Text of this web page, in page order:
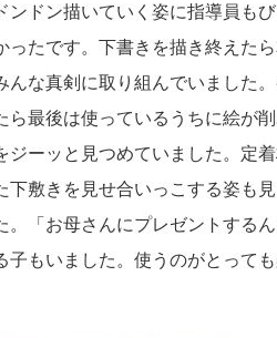
ドン描いていく姿に指導員も
たです。下書きを描き終えた
な真剣に取り組んでいました
最後は使っているうちに絵が
ーッと見つめていました。定
敷きを見せ合いっこする姿も
「お母さんにプレゼントする
もいました。使うのがとっても